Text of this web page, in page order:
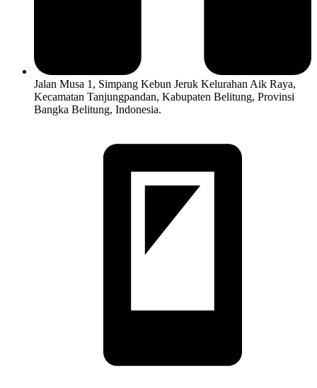
Jalan Musa 1, Simpang Kebun Jeruk Kelurahan Aik Raya,
Kecamatan Tanjungpandan, Kabupaten Belitung, Provinsi
Bangka Belitung, Indonesia.